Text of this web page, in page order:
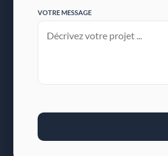
VOTRE MESSAGE